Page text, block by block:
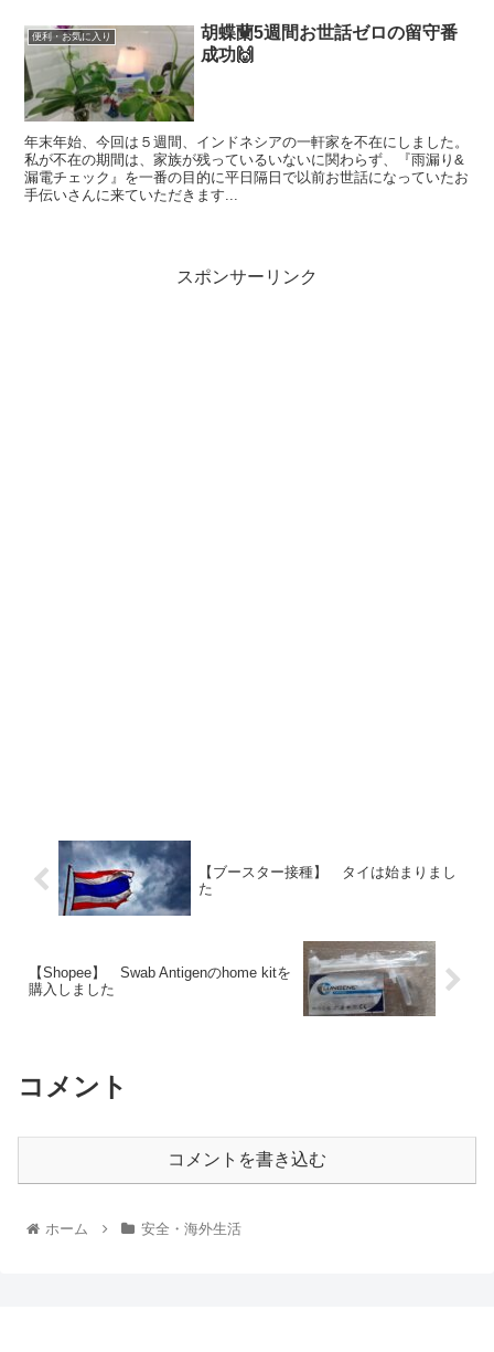
便利・お気に入り
胡蝶蘭5週間お世話ゼロの留守番
成功🙌
年末年始、今回は５週間、インドネシアの一軒家を不在にしました。
私が不在の期間は、家族が残っているいないに関わらず、『雨漏り&
漏電チェック』を一番の目的に平日隔日で以前お世話になっていたお
手伝いさんに来ていただきます...
スポンサーリンク
【ブースター接種】 タイは始まりまし
た
【Shopee】 Swab Antigenのhome kitを
購入しました
コメント
コメントを書き込む
ホーム 安全・海外生活